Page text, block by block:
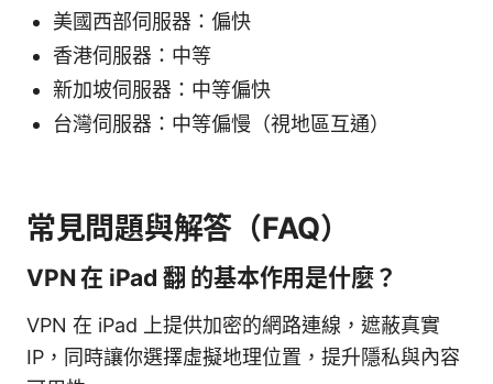
美國西部伺服器：偏快
香港伺服器：中等
新加坡伺服器：中等偏快
台灣伺服器：中等偏慢（視地區互通）
常見問題與解答（FAQ）
VPN 在 iPad 翻 的基本作用是什麼？
VPN 在 iPad 上提供加密的網路連線，遮蔽真實
IP，同時讓你選擇虛擬地理位置，提升隱私與內容